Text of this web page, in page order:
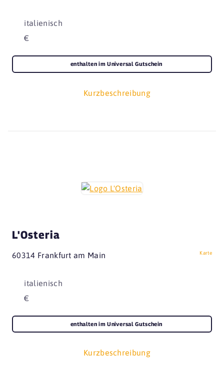
italienisch
€
Kurzbeschreibung
enthalten im Universal Gutschein
L'Osteria
60314 Frankfurt am Main Karte
italienisch
€
Kurzbeschreibung
enthalten im Universal Gutschein